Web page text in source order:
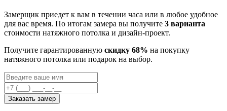
Замерщик приедет к вам в течении часа или в любое удобное
для вас время. По итогам замера вы получите 3 варианта
стоимости натяжного потолка и дизайн-проект.
Получите гарантированную скидку 68% на покупку
натяжного потолка или подарок на выбор.
Заказать замер